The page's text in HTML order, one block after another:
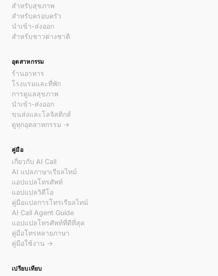
สำหรับสุขภาพ
สำหรับครอบครัว
นำเข้า-ส่งออก
สำหรับชาวต่างชาติ
อุตสาหกรรม
ร้านอาหาร
โรงแรมและที่พัก
การดูแลสุขภาพ
นำเข้า-ส่งออก
ขนส่งและโลจิสติกส์
ดูทุกอุตสาหกรรม →
คู่มือ
เกี่ยวกับ AI Call
AI แปลภาษาเรียลไทม์
แอปแปลโทรศัพท์
แอปแปลวิดีโอ
คู่มือแปลการโทรเรียลไทม์
AI Call Agent Guide
แอปแปลโทรศัพท์ที่ดีที่สุด
คู่มือโทรหลายภาษา
คู่มือใช้งาน →
เปรียบเทียบ